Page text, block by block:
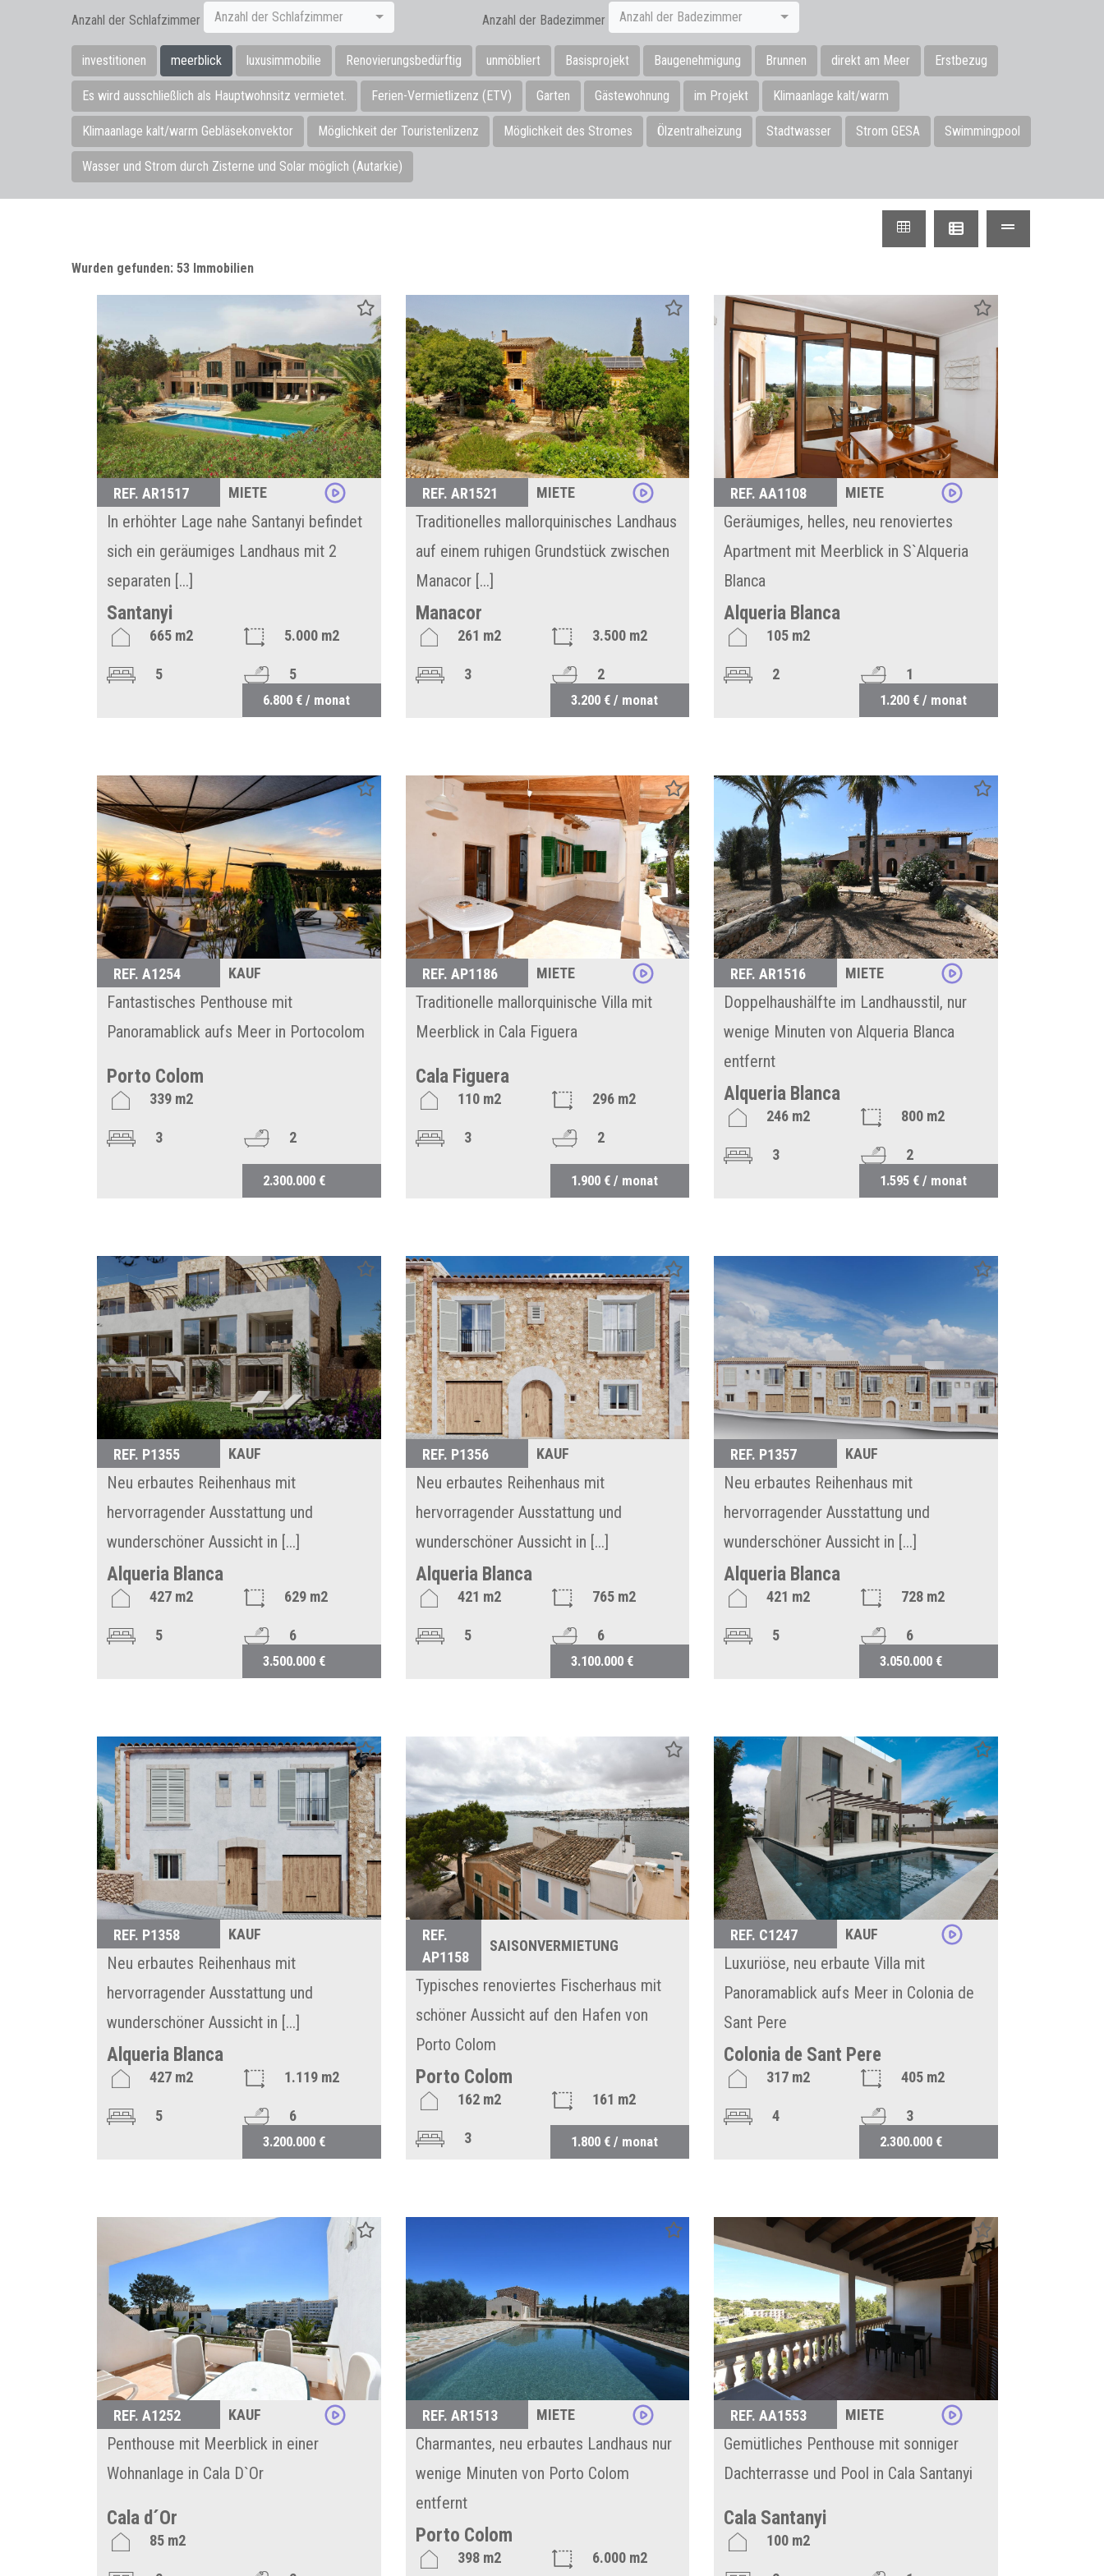
Anzahl der Schlafzimmer Anzahl der Schlafzimmer Anzahl der Badezimmer Anzahl der Badezimmer
investitionen meerblick luxusimmobilie Renovierungsbedürftig unmöbliert Basisprojekt Baugenehmigung Brunnen direkt am Meer Erstbezug
Es wird ausschließlich als Hauptwohnsitz vermietet. Ferien-Vermietlizenz (ETV) Garten Gästewohnung im Projekt Klimaanlage kalt/warm
Klimaanlage kalt/warm Gebläsekonvektor Möglichkeit der Touristenlizenz Möglichkeit des Stromes Ölzentralheizung Stadtwasser Strom GESA Swimmingpool
Wasser und Strom durch Zisterne und Solar möglich (Autarkie)
Wurden gefunden: 53 Immobilien
REF. AR1517 MIETE
In erhöhter Lage nahe Santanyi befindet
sich ein geräumiges Landhaus mit 2
separaten [...]
Santanyi
665 m2 5.000 m2
5 5
6.800 € / monat
REF. AR1521 MIETE
Traditionelles mallorquinisches Landhaus
auf einem ruhigen Grundstück zwischen
Manacor [...]
Manacor
261 m2 3.500 m2
3 2
3.200 € / monat
REF. AA1108 MIETE
Geräumiges, helles, neu renoviertes
Apartment mit Meerblick in S`Alqueria
Blanca
Alqueria Blanca
105 m2
2 1
1.200 € / monat
REF. A1254 KAUF
Fantastisches Penthouse mit
Panoramablick aufs Meer in Portocolom
Porto Colom
339 m2
3 2
2.300.000 €
REF. AP1186 MIETE
Traditionelle mallorquinische Villa mit
Meerblick in Cala Figuera
Cala Figuera
110 m2 296 m2
3 2
1.900 € / monat
REF. AR1516 MIETE
Doppelhaushälfte im Landhausstil, nur
wenige Minuten von Alqueria Blanca
entfernt
Alqueria Blanca
246 m2 800 m2
3 2
1.595 € / monat
REF. P1355 KAUF
Neu erbautes Reihenhaus mit
hervorragender Ausstattung und
wunderschöner Aussicht in [...]
Alqueria Blanca
427 m2 629 m2
5 6
3.500.000 €
REF. P1356 KAUF
Neu erbautes Reihenhaus mit
hervorragender Ausstattung und
wunderschöner Aussicht in [...]
Alqueria Blanca
421 m2 765 m2
5 6
3.100.000 €
REF. P1357 KAUF
Neu erbautes Reihenhaus mit
hervorragender Ausstattung und
wunderschöner Aussicht in [...]
Alqueria Blanca
421 m2 728 m2
5 6
3.050.000 €
REF. P1358 KAUF
Neu erbautes Reihenhaus mit
hervorragender Ausstattung und
wunderschöner Aussicht in [...]
Alqueria Blanca
427 m2 1.119 m2
5 6
3.200.000 €
REF.
AP1158
SAISONVERMIETUNG
Typisches renoviertes Fischerhaus mit
schöner Aussicht auf den Hafen von
Porto Colom
Porto Colom
162 m2 161 m2
3 2
1.800 € / monat
REF. C1247 KAUF
Luxuriöse, neu erbaute Villa mit
Panoramablick aufs Meer in Colonia de
Sant Pere
Colonia de Sant Pere
317 m2 405 m2
4 3
2.300.000 €
REF. A1252 KAUF
Penthouse mit Meerblick in einer
Wohnanlage in Cala D`Or
Cala d´Or
85 m2
REF. AR1513 MIETE
Charmantes, neu erbautes Landhaus nur
wenige Minuten von Porto Colom
entfernt
Porto Colom
398 m2 6.000 m2
REF. AA1553 MIETE
Gemütliches Penthouse mit sonniger
Dachterrasse und Pool in Cala Santanyi
Cala Santanyi
100 m2